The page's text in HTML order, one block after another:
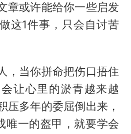
章或许能给你一些启发
这1件事，只会自讨苦
，当你拼命把伤口捂住
让心里的淤青越来越
压多年的委屈倒出来，
唯一的盔甲，就要学会